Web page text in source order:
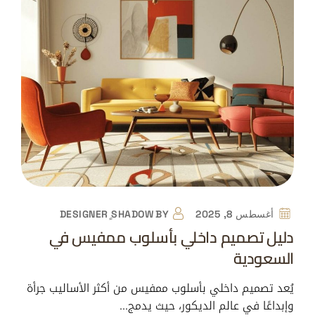
أغسطس 8, 2025 BYDESIGNER ٍSHADOW
دليل تصميم داخلي بأسلوب ممفيس في
السعودية
يُعد تصميم داخلي بأسلوب ممفيس من أكثر الأساليب جرأة
وإبداعًا في عالم الديكور، حيث يدمج…